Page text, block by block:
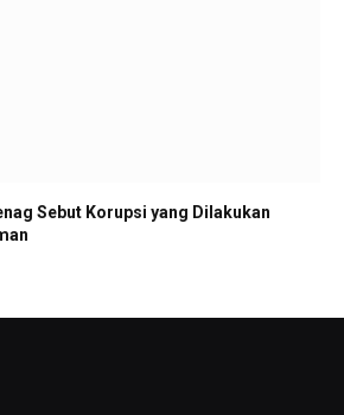
Sebut Korupsi yang Dilakukan